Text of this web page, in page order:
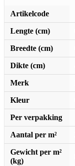
Artikelcode
Lengte (cm)
Breedte (cm)
Dikte (cm)
Merk
Kleur
Per verpakking
Aantal per m²
Gewicht per m²
(kg)